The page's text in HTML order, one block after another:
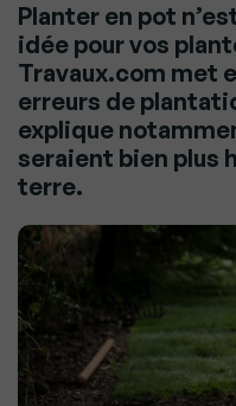
Planter en pot
idée pour vos
Travaux.com met
erreurs de
explique
seraient bien plus
terre.